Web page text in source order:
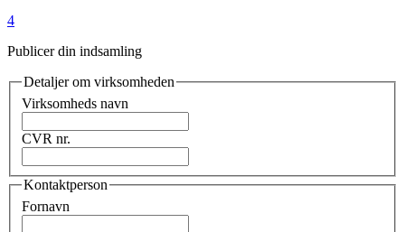
4
Publicer din indsamling
Detaljer om virksomheden
Virksomheds navn
CVR nr.
Kontaktperson
Fornavn